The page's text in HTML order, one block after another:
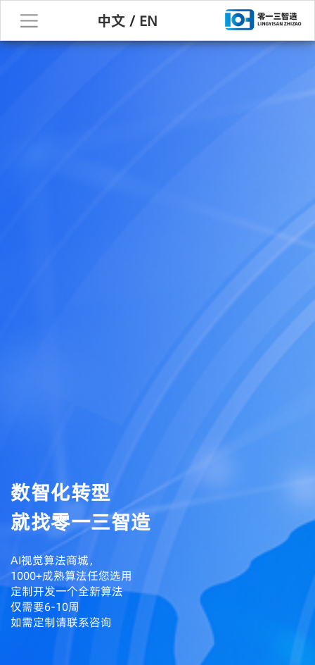
中文 / EN
数智化转型
就找零一三智造
AI视觉算法商城，
1000+成熟算法任您选用
定制开发一个全新算法
仅需要6-10周
如需定制请联系咨询